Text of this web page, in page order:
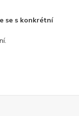
se s konkrétní